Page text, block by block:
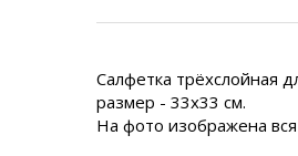
Салфетка трёхслойная
размер - 33х33 см.
На фото изображена вся